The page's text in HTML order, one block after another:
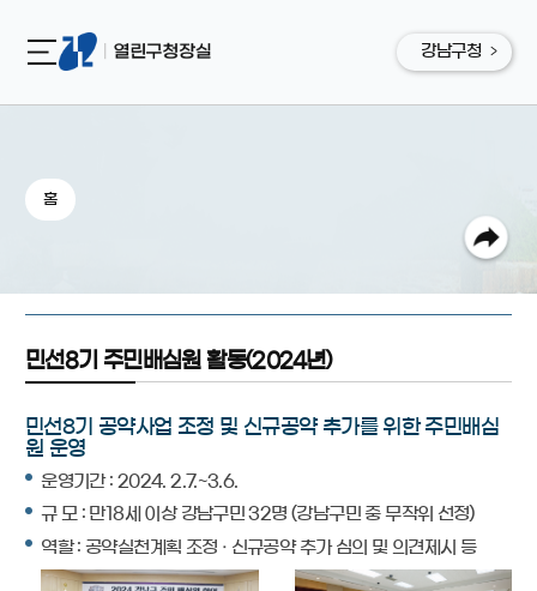
강남구청
홈
민선8기 주민배심원 활동(2024년)
민선8기 공약사업 조정 및 신규공약 추가를 위한 주민배심
원 운영
운영기간 : 2024. 2.7.~3.6.
규 모 : 만18세 이상 강남구민 32명 (강남구민 중 무작위 선정)
역할 : 공약실천계획 조정 · 신규공약 추가 심의 및 의견제시 등